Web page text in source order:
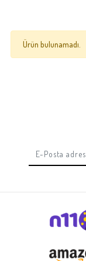
Ürün bulunamadı.